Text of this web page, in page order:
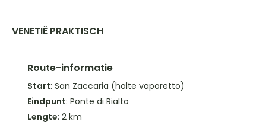
VENETIË PRAKTISCH
Route-informatie
Start: San Zaccaria (halte vaporetto)
Eindpunt: Ponte di Rialto
Lengte: 2 km